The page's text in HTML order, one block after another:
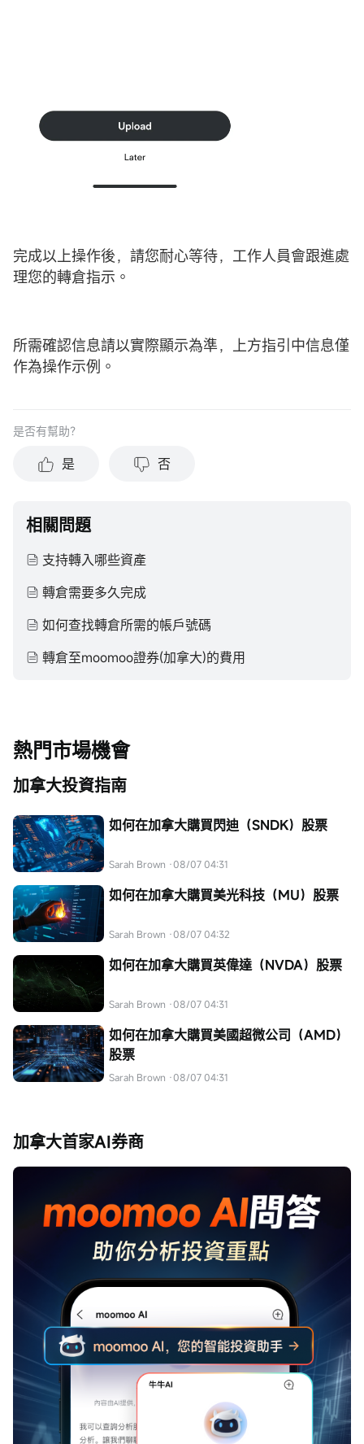
完成以上操作後，請您耐心等待，工作人員會跟進處
理您的轉倉指示。
所需確認信息請以實際顯示為準，上方指引中信息僅
作為操作示例。
是否有幫助？
是 否
相關問題
支持轉入哪些資產
轉倉需要多久完成
如何查找轉倉所需的帳戶號碼
轉倉至moomoo證券(加拿大)的費用
熱門市場機會
加拿大投資指南
如何在加拿大購買閃迪（SNDK）股票
Sarah Brown ·08/07 04:31
如何在加拿大購買美光科技（MU）股票
Sarah Brown ·08/07 04:32
如何在加拿大購買英偉達（NVDA）股票
Sarah Brown ·08/07 04:31
如何在加拿大購買美國超微公司（AMD）
股票
Sarah Brown ·08/07 04:31
加拿大首家AI券商